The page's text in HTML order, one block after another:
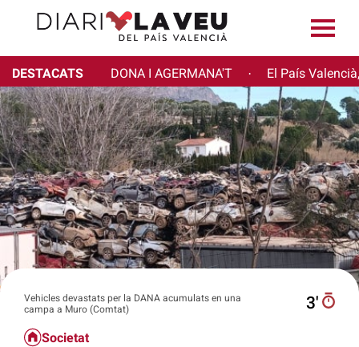
DESTACATS DONA I AGERMANA'T · El País
Vehicles devastats per la DANA acumulats en una
campa a Muro (Comtat)
3′
Societat